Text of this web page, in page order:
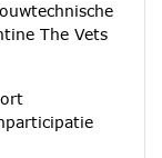
The Vets